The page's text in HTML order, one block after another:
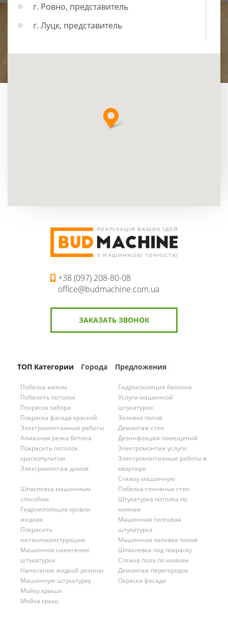
г. Ровно, представитель
г. Луцк, представитель
г. Хмельницкий, представитель
г. Херсон, представитель
г. Николаев, представитель
+38 (097) 208-80-08
office@budmachine.com.ua
ЗАКАЗАТЬ ЗВОНОК
ТОП Категории Города Предложения
Побелка мелом
Побелить потолок
Покраска забора
Покраска фасада краской
Электромонтажные работы
Алмазная резка бетона
Покрасить потолок
краскопультом
Электромонтаж домов
Гидроизоляция балкона
Услуги машинной
штукатурки
Заливка полов
Демонтаж стен
Дезинфекция помещений
Электромонтаж услуги
Электромонтажные работы в
квартире
Стяжку машинную
Шпаклевка машинным
способом
Гидроизоляция кровли
жидкая
Покрасить
металлоконструкцию
Машинное нанесение
штукатурки
Нанесение жидкой резины
Машинную штукатурку
Мойку крыши
Мойка крыш
Побелка глиняных стен
Штукатурка потолка по
маякам
Машинная гипсовая
штукатурка
Машинная заливка полов
Шпаклевка под покраску
Стяжка пола по маякам
Демонтаж перегородок
Окраска фасада